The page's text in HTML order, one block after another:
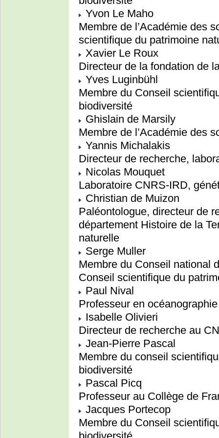
Yvon Le Maho
Membre de l’Académie des
scientifique du patrimoine
Xavier Le Roux
Directeur de la fondation de
Yves Luginbühl
Membre du Conseil
biodiversité
Ghislain de Marsily
Membre de l’Académie des
Yannis Michalakis
Directeur de recherche,
Nicolas Mouquet
Laboratoire CNRS-IRD,
Christian de Muizon
Paléontologue, directeur de
département Histoire de la
naturelle
Serge Muller
Membre du Conseil national
Conseil scientifique du
Paul Nival
Professeur en océanographie
Isabelle Olivieri
Directeur de recherche au
Jean-Pierre Pascal
Membre du conseil
biodiversité
Pascal Picq
Professeur au Collège de
Jacques Portecop
Membre du Conseil